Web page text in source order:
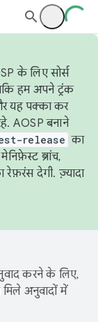
के लिए सोर्स
हम अपने ट्रंक
यह पक्का कर
AOSP बनाने
release का
मेनिफ़ेस्ट ब्रांच,
देगी. ज़्यादा
करने के लिए,
अनुवादों में